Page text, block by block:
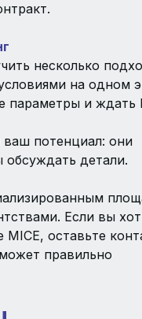
несколько
на одном
параметры и
ваш потенциал: они
детали.
Если вы
MICE, оставьте
правильно